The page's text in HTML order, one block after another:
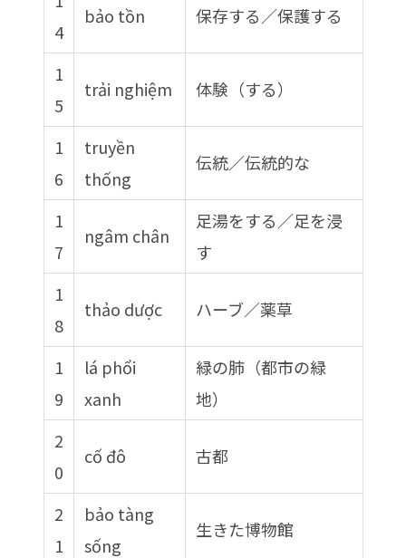
4
bảo tồn 保存する／保護する
1
5
trải nghiệm 体験（する）
1
6
truyền
thống
伝統／伝統的な
1
7
ngâm chân
足湯をする／足を浸
す
1
8
thảo dược ハーブ／薬草
1
9
lá phổi
xanh
緑の肺（都市の緑
地）
2
0
cố đô 古都
2
1
bảo tàng
sống
生きた博物館